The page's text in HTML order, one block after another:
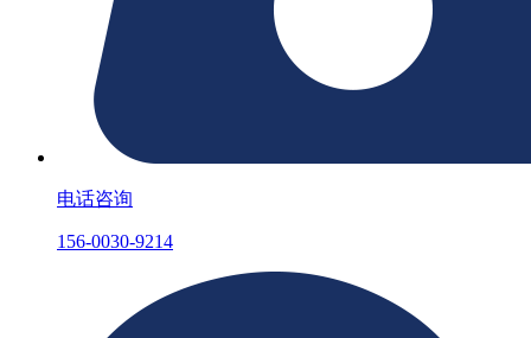
电话咨询
156-0030-9214